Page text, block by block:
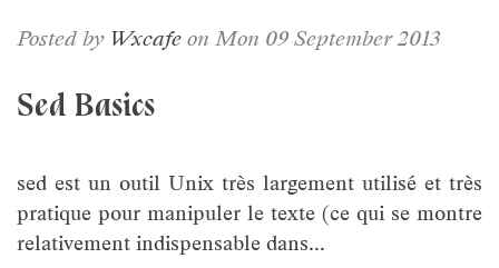
Posted by Wxcafe on Mon 09 September 2013
Sed Basics
sed est un outil Unix très largement utilisé et très
pratique pour manipuler le texte (ce qui se montre
relativement indispensable dans...